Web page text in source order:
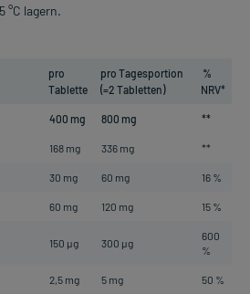
°C lagern.
pro
Tablette
pro Tagesportion
(=2 Tabletten)
%
NRV*
400 mg 800 mg **
168 mg 336 mg **
30 mg 60 mg 16 %
60 mg 120 mg 15 %
150 µg 300 µg
600
%
2,5 mg 5 mg 50 %